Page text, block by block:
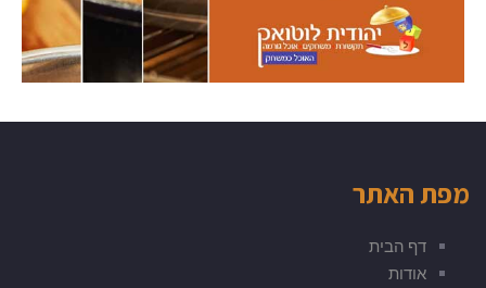
מפת האתר
דף הבית
אודות